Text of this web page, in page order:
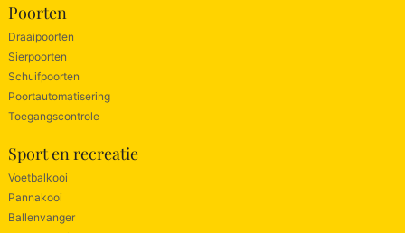
Poorten
Draaipoorten
Sierpoorten
Schuifpoorten
Poortautomatisering
Toegangscontrole
Sport en recreatie
Voetbalkooi
Pannakooi
Ballenvanger